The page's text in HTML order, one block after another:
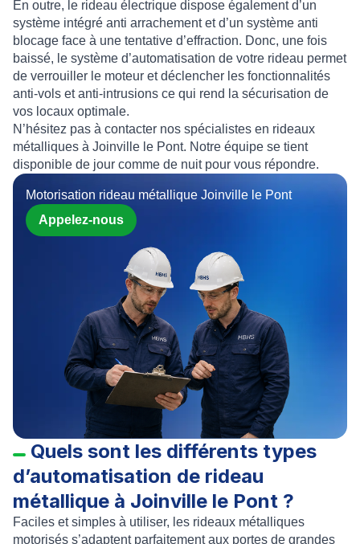
En outre, le rideau électrique dispose également d’un
système intégré anti arrachementet d’un système anti
blocage face à une tentative d’effraction. Donc, une fois
baissé, le système d’automatisation de votre rideau permet
de verrouiller le moteur et déclencher les fonctionnalités
anti-vols etanti-intrusions ce qui rend la sécurisation de
vos locaux optimale.
N’hésitez pas à contacter nos spécialistes en rideaux
métalliques à Joinville le Pont. Notre équipe se tient
disponible de jour comme de nuit pour vous répondre.
Motorisation rideau métallique Joinville le Pont
Appelez-nous
Quels sont les différents types
d’automatisation de rideau
métallique à Joinville le Pont ?
Faciles et simples à utiliser, les rideaux métalliques
motorisés s’adaptent parfaitement aux portes de grandes